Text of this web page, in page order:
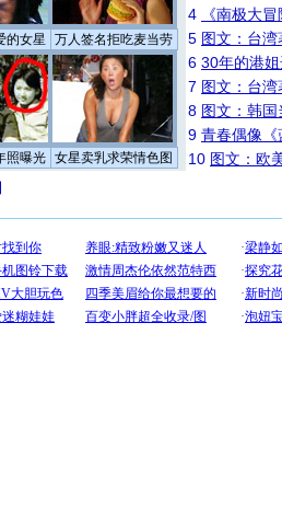
的女星 万人签名拒吃麦当劳
照曝光 女星卖乳求荣情色图
4
《南极大
5 图文：台
6 30年的港
7 图文：台
8 图文：韩
9 青春偶像《
10 图文：欧